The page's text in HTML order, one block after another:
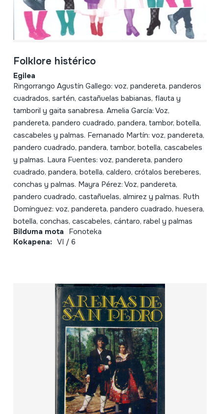
Folklore histérico
Egilea
Ringorrango Agustín Gallego: voz, pandereta, panderos
cuadrados, sartén, castañuelas babianas, flauta y
tamboril y gaita sanabresa. Amelia García: Voz,
pandereta, pandero cuadrado, pandera, tambor, botella,
cascabeles y palmas. Fernanado Martín: voz, pandereta,
pandero cuadrado, pandera, tambor, botella, cascabeles
y palmas. Laura Fuentes: voz, pandereta, pandero
cuadrado, pandera, botella, caldero, crótalos bereberes,
conchas y palmas. Mayra Pérez: Voz, pandereta,
pandero cuadrado, castañuelas, almirez y palmas. Ruth
Domínguez: voz, pandereta, pandero cuadrado, huesera,
botella, conchas, cascabeles, cántaro, rabel y palmas
Bilduma mota Fonoteka
Kokapena: VI / 6